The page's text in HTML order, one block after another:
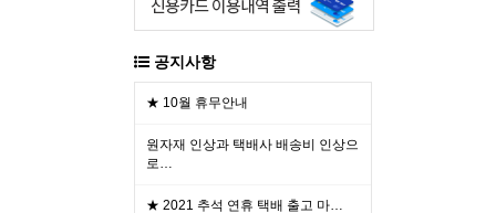
공지사항
★ 10월 휴무안내
원자재 인상과 택배사 배송비 인상으
로…
★ 2021 추석 연휴 택배 출고 마…